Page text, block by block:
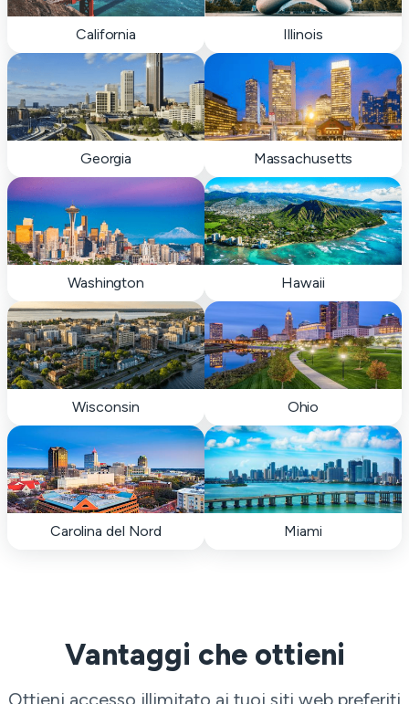
California Illinois
Georgia Massachusetts
Washington Hawaii
Wisconsin Ohio
Carolina del Nord Miami
Vantaggi che ottieni
Ottieni accesso illimitato ai tuoi siti web preferiti